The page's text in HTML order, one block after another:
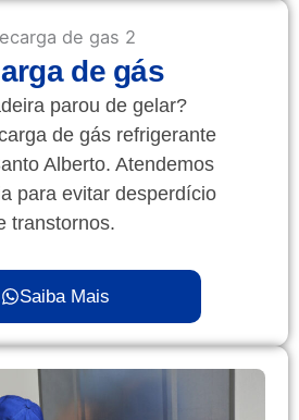
de gás
parou de gelar?
de gás refrigerante
Alberto. Atendemos
para evitar desperdício
transtornos.
Saiba Mais